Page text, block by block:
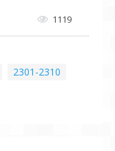
1119
2301-2310